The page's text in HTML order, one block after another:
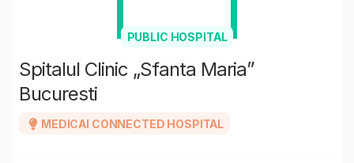
PUBLIC HOSPITAL
Spitalul Clinic „Sfanta Maria”
Bucuresti
MEDICAI CONNECTED HOSPITAL